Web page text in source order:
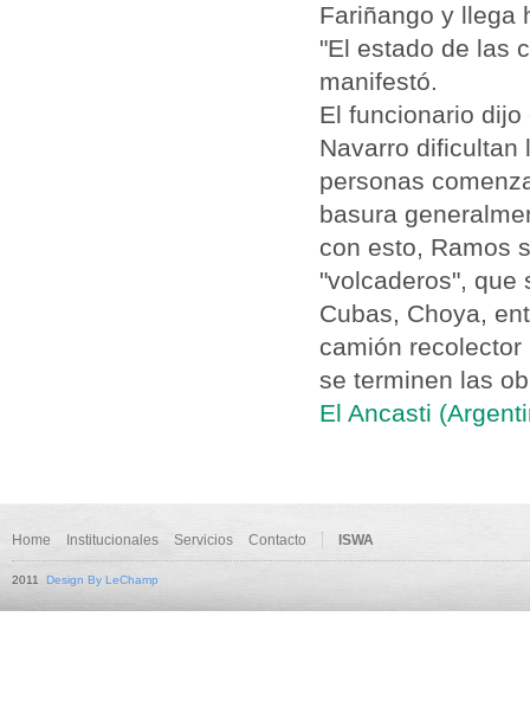
Fariñango y llega
"El estado de las
manifestó.
El funcionario
Navarro dificultan
personas
basura
con esto, Ramos
"volcaderos", que
Cubas, Choya,
camión
se terminen las
El Ancasti
Home Institucionales Servicios Contacto ISWA
2011 Design By LeChamp